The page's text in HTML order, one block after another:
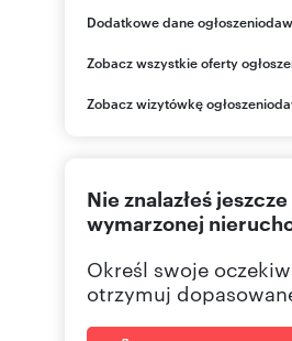
Dodatkowe dane
ul. Stefana Batorego 23/3
pomorskie
790 30 Pokaż
Zobacz wszystkie oferty
Zobacz wizytówkę
Nie znalazłeś
wymarzonej
Określ swoje
otrzymuj